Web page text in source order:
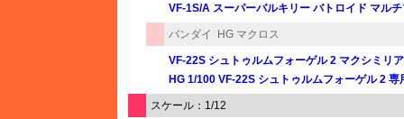
VF-1S/A スーパーバルキリー バトロイド マル
バンダイ HG マクロス
VF-22S シュトゥルムフォーゲル 2 マクシミリ
HG 1/100 VF-22S シュトゥルムフォーゲル 2 専
スケール：1/12